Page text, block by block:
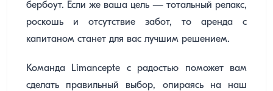
бербоут. Если же ваша цель — тотальный релакс,
роскошь и отсутствие забот, то аренда с
капитаном станет для вас лучшим решением.
Команда Limancepte с радостью поможет вам
сделать правильный выбор, опираясь на наш